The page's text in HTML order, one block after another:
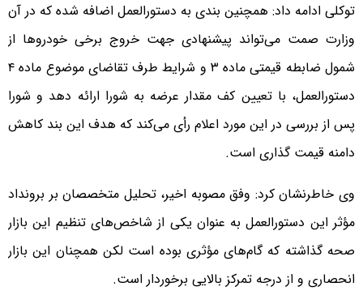
توکلی ادامه داد: همچنین بندی به دستورالعمل اضافه شده که در آن
وزارت صمت می‌تواند پیشنهادی جهت خروج برخی خودروها از
شمول ضابطه قیمتی ماده ۳ و شرایط طرف تقاضای موضوع ماده ۴
دستورالعمل، با تعیین کف مقدار عرضه به شورا ارائه دهد و شورا
پس از بررسی در این مورد اعلام رأی می‌کند که هدف این بند کاهش
دامنه قیمت گذاری است.
وی خاطرنشان کرد: وفق مصوبه اخیر، تحلیل متخصصان بر برونداد
مؤثر این دستورالعمل به عنوان یکی از شاخص‌های تنظیم این بازار
صحه گذاشته که گام‌های مؤثری بوده است لکن همچنان این بازار
انحصاری و از درجه تمرکز بالایی برخوردار است.